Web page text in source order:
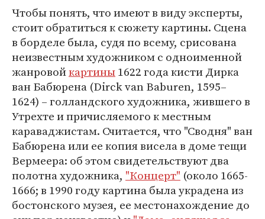
Чтобы понять, что имеют в виду эксперты,
стоит обратиться к сюжету картины. Сцена
в борделе была, судя по всему, срисована
неизвестным художником с одноименной
жанровойкартины1622 года кисти Дирка
ван Бабюрена (Dirck van Baburen, 1595–
1624) – голландского художника, жившего в
Утрехте и причисляемого к местным
караваджистам. Считается, что "Сводня" ван
Бабюрена или ее копия висела в доме тещи
Вермеера: об этом свидетельствуют два
полотна художника, "Концерт" (около 1665-
1666; в 1990 году картина была украдена из
бостонского музея, ее местонахождение до